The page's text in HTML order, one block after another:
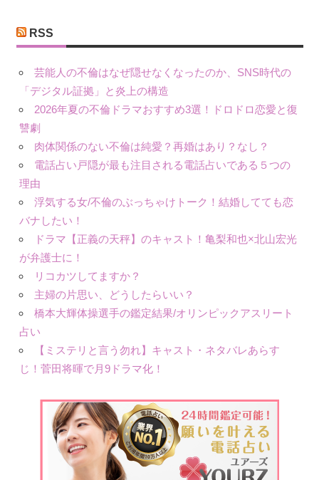
ー RSS
芸能人の不倫はなぜ隠せなくなったのか、SNS時代の
「デジタル証拠」と炎上の構造
2026年夏の不倫ドラマおすすめ3選！ドロドロ恋愛と復
讐劇
肉体関係のない不倫は純愛？再婚はあり？なし？
電話占い戸隠が最も注目される電話占いである５つの
理由
浮気する女/不倫のぶっちゃけトーク！結婚してても恋
バナしたい！
ドラマ【正義の天秤】のキャスト！亀梨和也×北山宏光
が弁護士に！
リコカツしてますか？
主婦の片思い、どうしたらいい？
橋本大輝体操選手の鑑定結果/オリンピックアスリート
占い
【ミステリと言う勿れ】キャスト・ネタバレあらす
じ！菅田将暉で月9ドラマ化！